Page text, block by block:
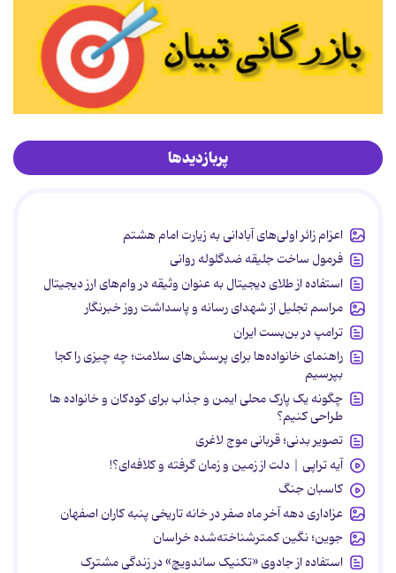
پربازدیدها
اعزام زائر اولی‌های آبادانی به زیارت امام هشتم
فرمول ساخت جلیقه ضدگلوله روانی
استفاده از طلای دیجیتال به عنوان وثیقه در وام‌های ارز دیجیتال
مراسم تجلیل از شهدای رسانه و پاسداشت روز خبرنگار
ترامپ در بن‌بست ایران
راهنمای خانواده‌ها برای پرسش‌های سلامت؛ چه چیزی را کجا
بپرسیم
چگونه یک پارک محلی ایمن و جذاب برای کودکان و خانواده ها
طراحی کنیم؟
تصویر بدنی؛ قربانی موج لاغری
آیه تراپی | دلت از زمین و زمان گرفته و کلافه‌ای؟!
کاسبان جنگ
عزاداری دهه آخر ماه صفر در خانه تاریخی پنبه کاران اصفهان
جوین؛ نگین کمترشناخته‌شده خراسان
استفاده از جادوی «تکنیک ساندویچ» در زندگی مشترک